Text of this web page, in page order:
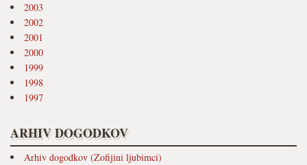
2003
2002
2001
2000
1999
1998
1997
ARHIV DOGODKOV
Arhiv dogodkov (Zofijini ljubimci)